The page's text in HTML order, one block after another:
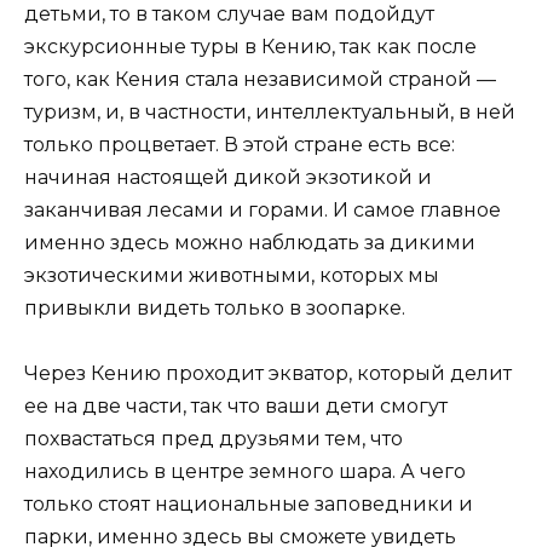
детьми, то в таком случае вам подойдут
экскурсионные туры в Кению, так как после
того, как Кения стала независимой страной —
туризм, и, в частности, интеллектуальный, в ней
только процветает. В этой стране есть все:
начиная настоящей дикой экзотикой и
заканчивая лесами и горами. И самое главное
именно здесь можно наблюдать за дикими
экзотическими животными, которых мы
привыкли видеть только в зоопарке.
Через Кению проходит экватор, который делит
ее на две части, так что ваши дети смогут
похвастаться пред друзьями тем, что
находились в центре земного шара. А чего
только стоят национальные заповедники и
парки, именно здесь вы сможете увидеть